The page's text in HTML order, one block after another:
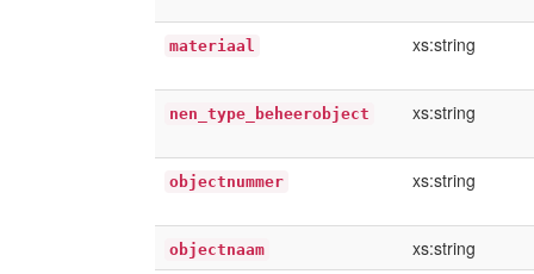
materiaal xs:string
nen_type_beheerobject xs:string
objectnummer xs:string
objectnaam xs:string